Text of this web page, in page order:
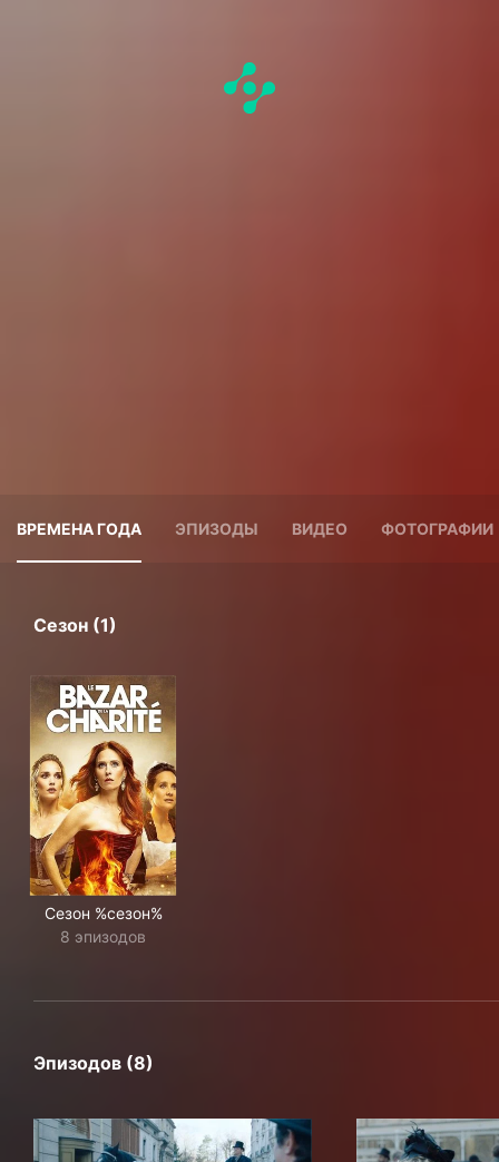
ВРЕМЕНА ГОДА ЭПИЗОДЫ ВИДЕО ФОТОГРАФИИ
Сезон (1)
Сезон %сезон%
8 эпизодов
Эпизодов (8)